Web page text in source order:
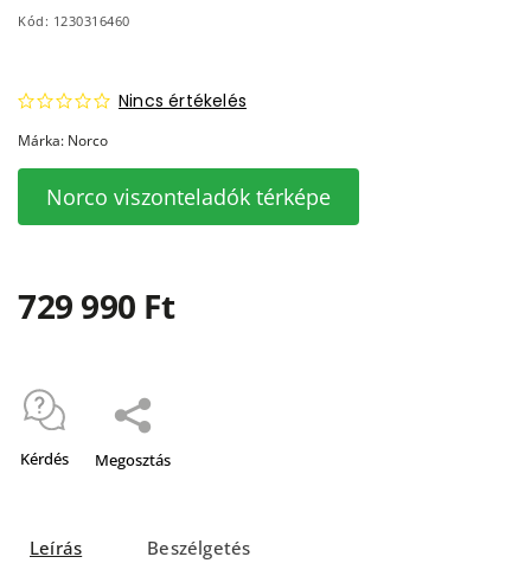
Kód: 1230316460
Nincs értékelés
Márka: Norco
Norco viszonteladók térképe
729 990 Ft
Kérdés Megosztás
Leírás Beszélgetés